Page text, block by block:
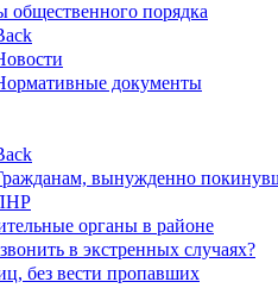
общественного порядка
документы
вынужденно
органы в районе
в экстренных случаях?
без вести пропавших